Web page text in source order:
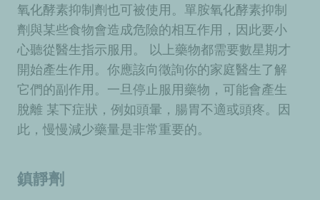
氧化酵素抑制劑也可被使用。單胺氧化酵素抑制
劑與某些食物會造成危險的相互作用，因此要小
心聽從醫生指示服用。 以上藥物都需要數星期才
開始產生作用。你應該向徵詢你的家庭醫生了解
它們的副作用。一旦停止服用藥物，可能會產生
脫離 某下症狀，例如頭暈，腸胃不適或頭疼。因
此，慢慢減少藥量是非常重要的。
鎮靜劑